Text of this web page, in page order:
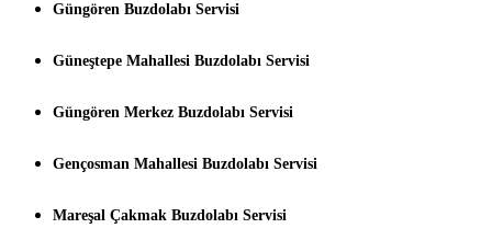
Güngören Buzdolabı Servisi
Güneştepe Mahallesi Buzdolabı Servisi
Güngören Merkez Buzdolabı Servisi
Gençosman Mahallesi Buzdolabı Servisi
Mareşal Çakmak Buzdolabı Servisi